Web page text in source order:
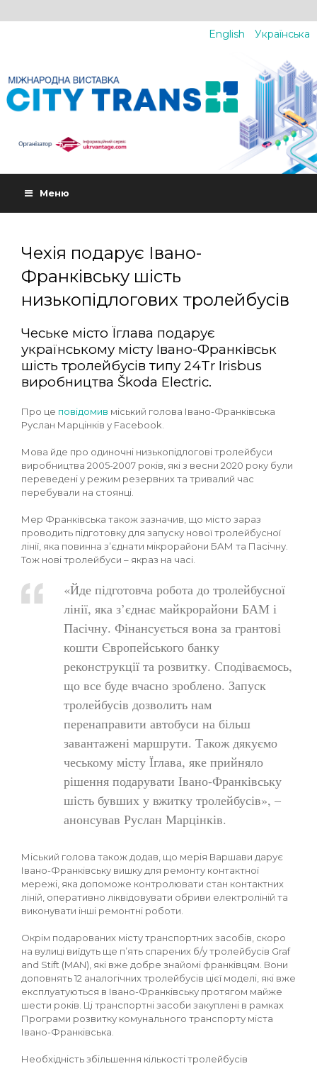
English Українська
Меню
Чехія подарує Івано-
Франківську шість
низькопідлогових тролейбусів
Чеське місто Їглава подарує
українському місту Івано-Франківськ
шість тролейбусів типу 24Tr Irisbus
виробництва Škoda Electric.
Про це повідомив міський голова Івано-Франківська
Руслан Марцінків у Facebook.
Мова йде про одиночні низькопідлогові тролейбуси
виробництва 2005-2007 років, які з весни 2020 року були
переведені у режим резервних та тривалий час
перебували на стоянці.
Мер Франківська також зазначив, що місто зараз
проводить підготовку для запуску нової тролейбусної
лінії, яка повинна з’єднати мікрорайони БАМ та Пасічну.
Тож нові тролейбуси – якраз на часі.
«Йде підготовча робота до тролейбусної
лінії, яка з’єднає майкрорайони БАМ і
Пасічну. Фінансується вона за грантові
кошти Європейського банку
реконструкції та розвитку. Сподіваємось,
що все буде вчасно зроблено. Запуск
тролейбусів дозволить нам
перенаправити автобуси на більш
завантажені маршрути. Також дякуємо
чеському місту Їглава, яке прийняло
рішення подарувати Івано-Франківську
шість бувших у вжитку тролейбусів», –
анонсував Руслан Марцінків.
Міський голова також додав, що мерія Варшави дарує
Івано-Франківську вишку для ремонту контактної
мережі, яка допоможе контролювати стан контактних
ліній, оперативно ліквідовувати обриви електроліній та
виконувати інші ремонтні роботи.
Окрім подарованих місту транспортних засобів, скоро
на вулиці виїдуть ще п’ять спарених б/у тролейбусів Graf
and Stift (MAN), які вже добре знайомі франківцям. Вони
доповнять 12 аналогічних тролейбусів цієї моделі, які вже
експлуатуються в Івано-Франківську протягом майже
шести років. Ці транспортні засоби закуплені в рамках
Програми розвитку комунального транспорту міста
Івано-Франківська.
Необхідність збільшення кількості тролейбусів